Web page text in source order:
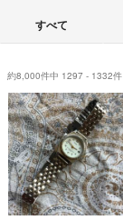
すべて
約8,000件中 1297 - 1332件